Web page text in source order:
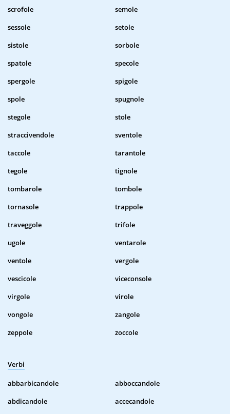
scrofole
semole
sessole
setole
sistole
sorbole
spatole
specole
spergole
spigole
spole
spugnole
stegole
stole
straccivendole
sventole
taccole
tarantole
tegole
tignole
tombarole
tombole
tornasole
trappole
traveggole
trifole
ugole
ventarole
ventole
vergole
vescicole
viceconsole
virgole
virole
vongole
zangole
zeppole
zoccole
Verbi
abbarbicandole
abboccandole
abdicandole
accecandole